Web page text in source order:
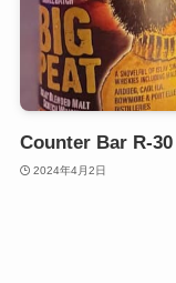
Counter Bar R-30
2024年4月2日